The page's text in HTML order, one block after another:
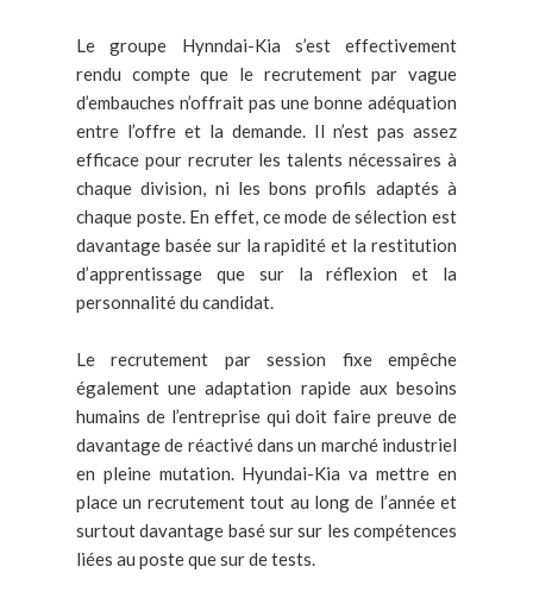
Le groupe Hynndai-Kia s’est effectivement
rendu compte que le recrutement par vague
d’embauches n’offrait pas une bonne adéquation
entre l’offre et la demande. Il n’est pas assez
efficace pour recruter les talents nécessaires à
chaque division, ni les bons profils adaptés à
chaque poste. En effet, ce mode de sélection est
davantage basée sur la rapidité et la restitution
d’apprentissage que sur la réflexion et la
personnalité du candidat.
Le recrutement par session fixe empêche
également une adaptation rapide aux besoins
humains de l’entreprise qui doit faire preuve de
davantage de réactivé dans un marché industriel
en pleine mutation. Hyundai-Kia va mettre en
place un recrutement tout au long de l’année et
surtout davantage basé sur sur les compétences
liées au poste que sur de tests.